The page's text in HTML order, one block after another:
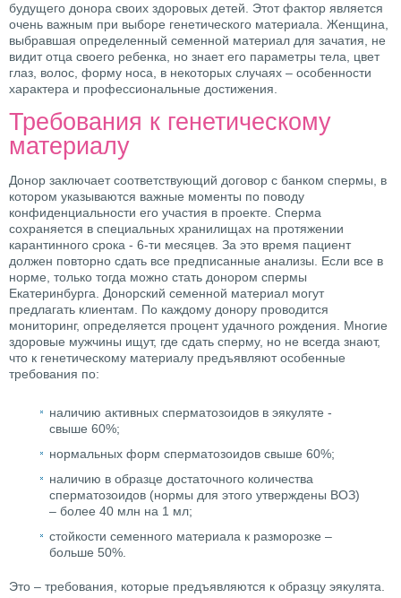
будущего донора своих здоровых детей. Этот фактор является
очень важным при выборе генетического материала. Женщина,
выбравшая определенный семенной материал для зачатия, не
видит отца своего ребенка, но знает его параметры тела, цвет
глаз, волос, форму носа, в некоторых случаях – особенности
характера и профессиональные достижения.
Требования к генетическому
материалу
Донор заключает соответствующий договор с банком спермы, в
котором указываются важные моменты по поводу
конфиденциальности его участия в проекте. Сперма
сохраняется в специальных хранилищах на протяжении
карантинного срока - 6-ти месяцев. За это время пациент
должен повторно сдать все предписанные анализы. Если все в
норме, только тогда можно стать донором спермы
Екатеринбурга. Донорский семенной материал могут
предлагать клиентам. По каждому донору проводится
мониторинг, определяется процент удачного рождения. Многие
здоровые мужчины ищут, где сдать сперму, но не всегда знают,
что к генетическому материалу предъявляют особенные
требования по:
наличию активных сперматозоидов в эякуляте -
свыше 60%;
нормальных форм сперматозоидов свыше 60%;
наличию в образце достаточного количества
сперматозоидов (нормы для этого утверждены ВОЗ)
– более 40 млн на 1 мл;
стойкости семенного материала к разморозке –
больше 50%.
Это – требования, которые предъявляются к образцу эякулята.